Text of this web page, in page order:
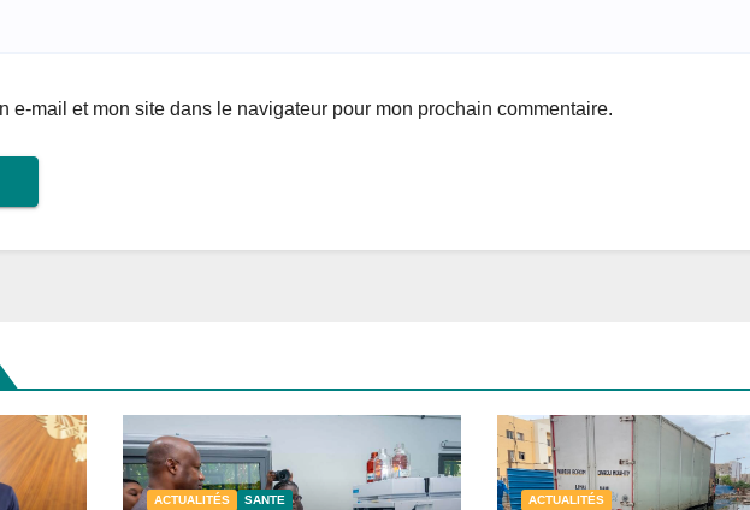
e-mail et mon site dans le navigateur pour mon prochain commentaire.
ACTUALITÉS SANTE ACTUALITÉS